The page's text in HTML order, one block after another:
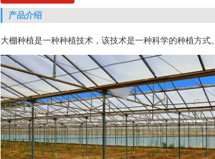
产品介绍
大棚种植是一种种植技术，该技术是一种科学的种植方式。